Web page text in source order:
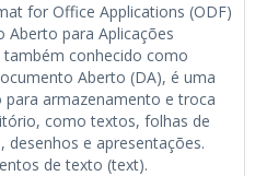
for Office Applications (ODF)
para Aplicações
também conhecido como
Aberto (DA), é uma
armazenamento e troca
como textos, folhas de
desenhos e apresentações.
de texto (text).